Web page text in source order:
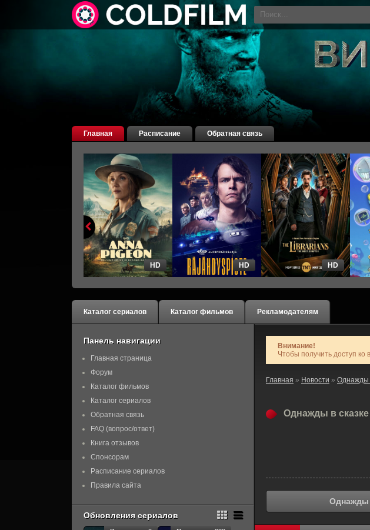
Главная Расписание Обратная связь
HD HD HD
Каталог сериалов Каталог фильмов Рекламодателям
Внимание!
Чтобы получить доступ
Главная » Новости » Однажды
Однажды в
Однажды
Панель навигации
Главная страница
Форум
Каталог фильмов
Каталог сериалов
Обратная связь
FAQ (вопрос/ответ)
Книга отзывов
Спонсорам
Расписание сериалов
Правила сайта
Обновления сериалов